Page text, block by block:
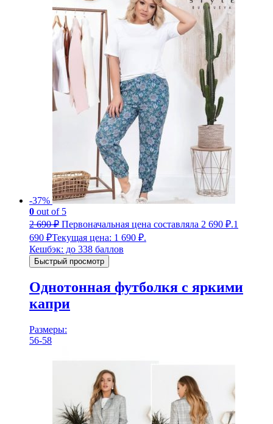
-37%
0 out of 5
2 690₽ Первоначальная цена составляла 2 690 ₽.1
690 ₽Текущая цена: 1 690 ₽.
Кешбэк: до 338 баллов
Быстрый просмотр
Однотонная футболкя с яркими
капри
Размеры:
56-58